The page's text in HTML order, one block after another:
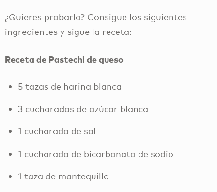
¿Quieres probarlo? Consigue los siguientes
ingredientes y sigue la receta:
Receta de Pastechi de queso
5 tazas de harina blanca
3 cucharadas de azúcar blanca
1 cucharada de sal
1 cucharada de bicarbonato de sodio
1 taza de mantequilla